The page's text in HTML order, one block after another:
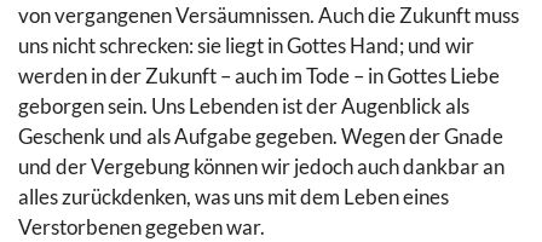
von vergangenen Versäumnissen. Auch die Zukunft muss
uns nicht schrecken: sie liegt in Gottes Hand; und wir
werden in der Zukunft – auch im Tode – in Gottes Liebe
geborgen sein. Uns Lebenden ist der Augenblick als
Geschenk und als Aufgabe gegeben. Wegen der Gnade
und der Vergebung können wir jedoch auch dankbar an
alles zurückdenken, was uns mit dem Leben eines
Verstorbenen gegeben war.